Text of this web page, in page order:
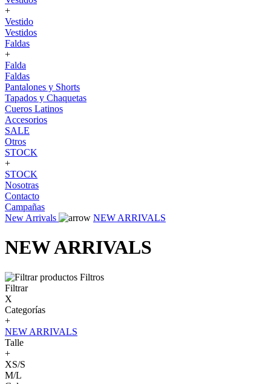
+
Vestido
Vestidos
Faldas
+
Falda
Faldas
Pantalones y Shorts
Tapados y Chaquetas
Cueros Latinos
Accesorios
SALE
Otros
STOCK
+
STOCK
Nosotras
Contacto
Campañas
New Arrivals
NEW ARRIVALS
NEW ARRIVALS
Filtros
Filtrar
X
Categorías
+
NEW ARRIVALS
Talle
+
XS/S
M/L